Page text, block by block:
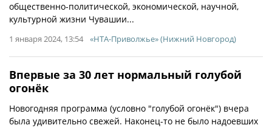
общественно-политической, экономической, научной,
культурной жизни Чувашии...
1 января 2024, 13:54 «НТА-Приволжье» (Нижний Новгород)
Впервые за 30 лет нормальный голубой
огонёк
Новогодняя программа (условно "голубой огонёк") вчера
была удивительно свежей. Наконец-то не было надоевших